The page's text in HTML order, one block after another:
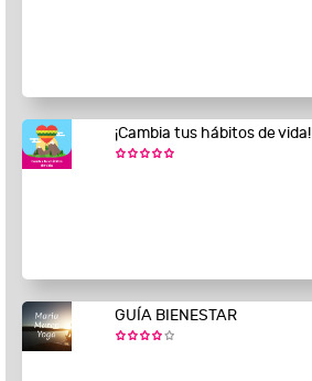
¡Cambia tus hábitos de vida!
GUÍA BIENESTAR